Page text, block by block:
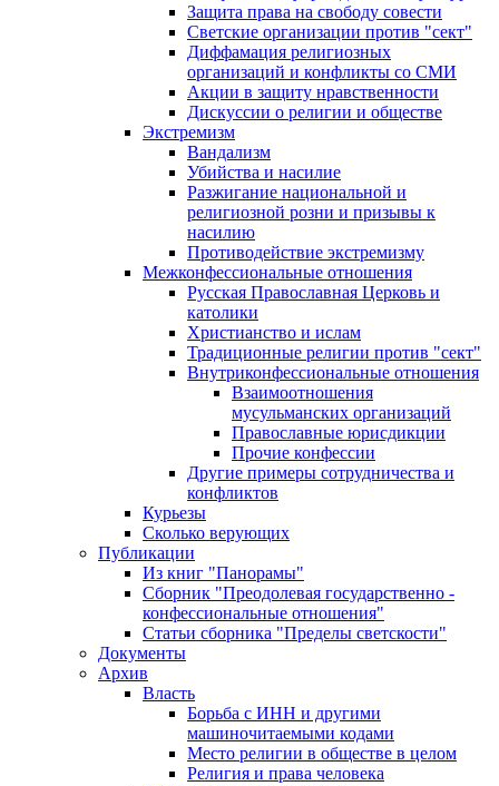
Защита права на свободу совести
Светские организации против "сект"
Диффамация религиозных
организаций и конфликты со СМИ
Акции в защиту нравственности
Дискуссии о религии и обществе
Экстремизм
Вандализм
Убийства и насилие
Разжигание национальной и
религиозной розни и призывы к
насилию
Противодействие экстремизму
Межконфессиональные отношения
Русская Православная Церковь и
католики
Христианство и ислам
Традиционные религии против "сект"
Внутриконфессиональные отношения
Взаимоотношения
мусульманских организаций
Православные юрисдикции
Прочие конфессии
Другие примеры сотрудничества и
конфликтов
Курьезы
Сколько верующих
Публикации
Из книг "Панорамы"
Сборник "Преодолевая государственно -
конфессиональные отношения"
Статьи сборника "Пределы светскости"
Документы
Архив
Власть
Борьба с ИНН и другими
машиночитаемыми кодами
Место религии в обществе в целом
Религия и права человека